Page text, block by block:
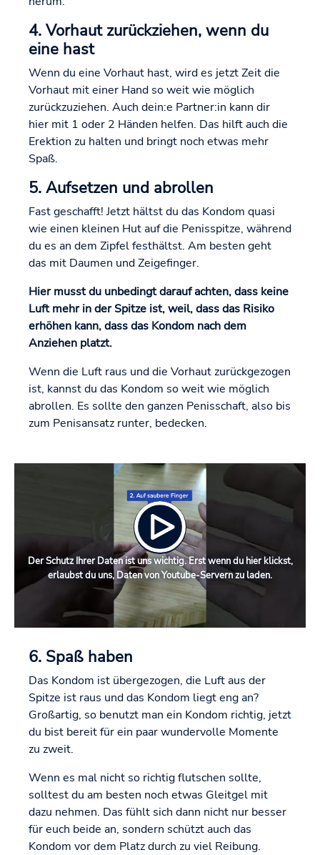
4. Vorhaut zurückziehen, wenn du
eine hast
Wenn du eine Vorhaut hast, wird es jetzt Zeit die
Vorhaut mit einer Hand so weit wie möglich
zurückzuziehen. Auch dein:e Partner:in kann dir
hier mit 1 oder 2 Händen helfen. Das hilft auch die
Erektion zu halten und bringt noch etwas mehr
Spaß.
5. Aufsetzen und abrollen
Fast geschafft! Jetzt hältst du das Kondom quasi
wie einen kleinen Hut auf die Penisspitze, während
du es an dem Zipfel festhältst. Am besten geht
das mit Daumen und Zeigefinger.
Hier musst du unbedingt darauf achten, dass keine
Luft mehr in der Spitze ist, weil, dass das Risiko
erhöhen kann, dass das Kondom nach dem
Anziehen platzt.
Wenn die Luft raus und die Vorhaut zurückgezogen
ist, kannst du das Kondom so weit wie möglich
abrollen. Es sollte den ganzen Penisschaft, also bis
zum Penisansatz runter, bedecken.
Der Schutz Ihrer Daten ist uns wichtig. Erst wenn du hier klickst,
erlaubst du uns, Daten von Youtube-Servern zu laden.
6. Spaß haben
Das Kondom ist übergezogen, die Luft aus der
Spitze ist raus und das Kondom liegt eng an?
Großartig, so benutzt man ein Kondom richtig, jetzt
du bist bereit für ein paar wundervolle Momente
zu zweit.
Wenn es mal nicht so richtig flutschen sollte,
solltest du am besten noch etwas Gleitgel mit
dazu nehmen. Das fühlt sich dann nicht nur besser
für euch beide an, sondern schützt auch das
Kondom vor dem Platz durch zu viel Reibung.